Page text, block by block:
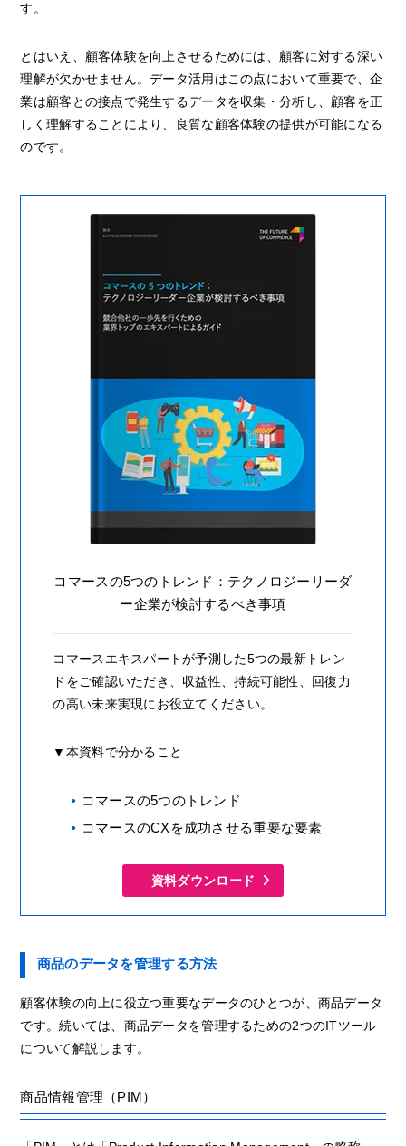
す。
とはいえ、顧客体験を向上させるためには、顧客に対する深い
理解が欠かせません。データ活用はこの点において重要で、企
業は顧客との接点で発生するデータを収集・分析し、顧客を正
しく理解することにより、良質な顧客体験の提供が可能になる
のです。
コマースの5つのトレンド：テクノロジーリーダ
ー企業が検討するべき事項
コマースエキスパートが予測した5つの最新トレン
ドをご確認いただき、収益性、持続可能性、回復力
の高い未来実現にお役立てください。
▼本資料で分かること
コマースの5つのトレンド
コマースのCXを成功させる重要な要素
資料ダウンロード
商品のデータを管理する方法
顧客体験の向上に役立つ重要なデータのひとつが、商品データ
です。続いては、商品データを管理するための2つのITツール
について解説します。
商品情報管理（PIM）